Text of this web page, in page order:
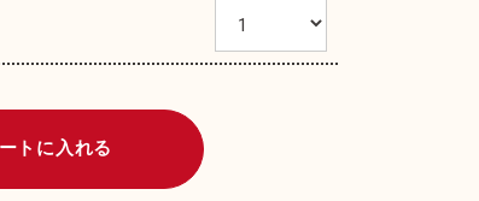
トに入れる